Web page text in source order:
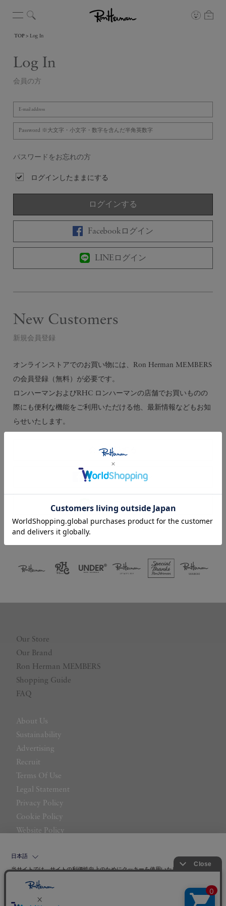
TOP Log In
Log In
会員の方
パスワードをお忘れの方
ログインしたままにする
ログインする
Facebookログイン
LINEログイン
New Customers
新規会員登録
オンラインストアでのお買い物には、Ron Herman MEMBERS
の会員登録（無料）が必要です。
ロンハーマンおよびRHC ロンハーマンの店舗でお買いものの
際にも便利な機能をご利用いただける他、最新情報などもお知
らせいたします。
会員登録する
Facebookログイン
LINEログイン
Our Store
Our Brand
Ron Herman MEMBERS
Shopping Guide
FAQ
About Us
Sustainability
Advertising
Recruit
Terms Of Use
Legal Statement
Privacy Policy
Cookie Policy
Website Policy
日本語
当サイトでは、サイトの利便性向上のためにクッキーを使用いたします。ボタン
ーの使用に同意したことになります。クッキーを通じて収集する情報には「お客
クッキーポリシ
ー
をご確認ください。